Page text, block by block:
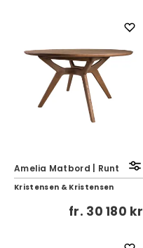
Amelia Matbord | Runt
Kristensen & Kristensen
fr. 30 180 kr